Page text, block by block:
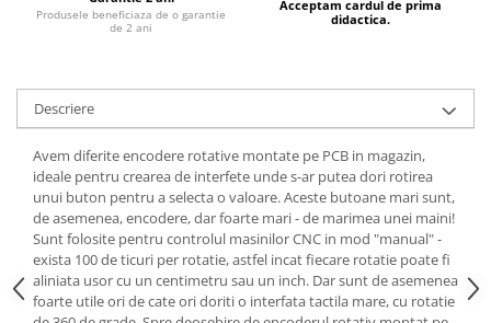
Breadboard
Conectori
Cutii
Sticker
Componente
Butoane, Tastaturi
Condensatoare
Generale
LED
Produsele beneficiaza de o garantie
de 2 ani
Acceptam cardul de prima
didactica.
Descriere
Avem diferite encodere rotative montate pe PCB in magazin,
ideale pentru crearea de interfete unde s-ar putea dori rotirea
unui buton pentru a selecta o valoare. Aceste butoane mari sunt,
de asemenea, encodere, dar foarte mari - de marimea unei maini!
Sunt folosite pentru controlul masinilor CNC in mod "manual" -
exista 100 de ticuri per rotatie, astfel incat fiecare rotatie poate fi
aliniata usor cu un centimetru sau un inch. Dar sunt de asemenea
foarte utile ori de cate ori doriti o interfata tactila mare, cu rotatie